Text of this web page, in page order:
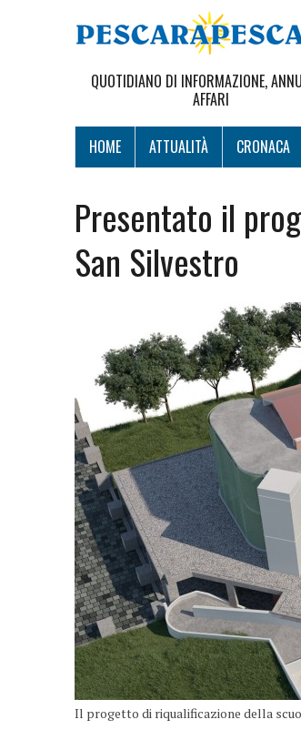
QUOTIDIANO DI INFORMAZIONE,
AFFARI
HOME ATTUALITÀ CRONACA
Presentato il
San Silvestro
Il progetto di riqualificazione della